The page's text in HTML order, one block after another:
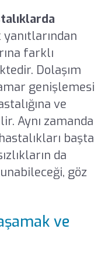
farklı
Dolaşım
genişlemesi
ve
Aynı zamanda
başta
da
göz
ve